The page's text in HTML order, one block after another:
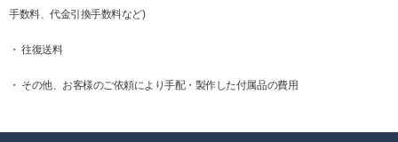
手数料、代金引換手数料など)
・ 往復送料
・ その他、お客様のご依頼により手配・製作した付属品の費用